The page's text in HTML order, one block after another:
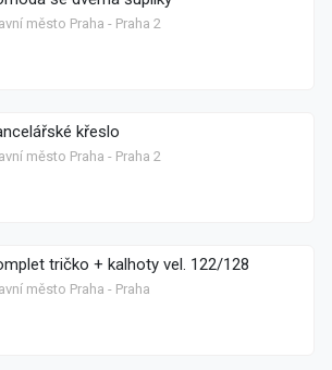
město Praha - Praha 2
křeslo
město Praha - Praha 2
tričko + kalhoty vel. 122/128
město Praha - Praha